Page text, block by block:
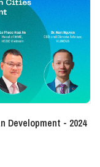
Development - 2024